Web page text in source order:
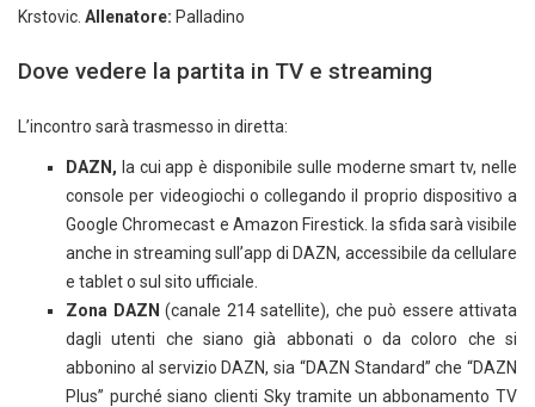
Krstovic. Allenatore: Palladino
Dove vedere la partita in TV e streaming
L’incontro sarà trasmesso in diretta:
DAZN, la cui app è disponibile sulle moderne smart tv, nelle
console per videogiochi o collegando il proprio dispositivo a
Google Chromecast e Amazon Firestick. la sfida sarà visibile
anche in streaming sull’app di DAZN, accessibile da cellulare
e tablet o sul sito ufficiale.
Zona DAZN (canale 214 satellite), che può essere attivata
dagli utenti che siano già abbonati o da coloro che si
abbonino al servizio DAZN, sia “DAZN Standard” che “DAZN
Plus” purché siano clienti Sky tramite un abbonamento TV